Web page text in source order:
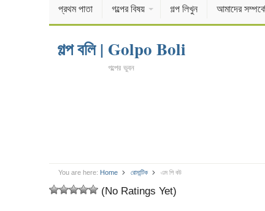
প্রথম পাতা গল্পের বিষয় গল্প লিখুন আমাদের
গল্প বলি | Golpo Boli
গল্পের ভুবন
You are here: Home রোমান্টিক এম পি বউ
(No Ratings Yet)